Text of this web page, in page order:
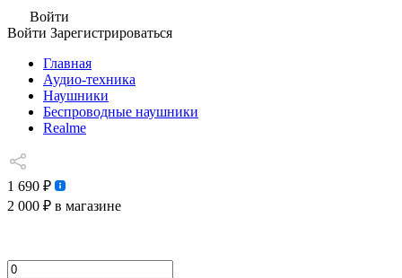
Войти
Войти Зарегистрироваться
Главная
Аудио-техника
Наушники
Беспроводные наушники
Realme
1 690 ₽
2 000 ₽ в магазине